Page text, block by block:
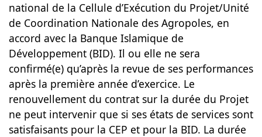
national de la Cellule d’Exécution du Projet/Unité
de Coordination Nationale des Agropoles, en
accord avec la Banque Islamique de
Développement (BID). Il ou elle ne sera
confirmé(e) qu’après la revue de ses performances
après la première année d’exercice. Le
renouvellement du contrat sur la durée du Projet
ne peut intervenir que si ses états de services sont
satisfaisants pour la CEP et pour la BID. La durée